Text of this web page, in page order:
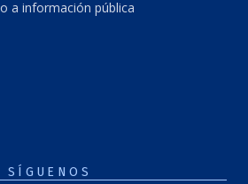
a información pública
SÍGUENOS